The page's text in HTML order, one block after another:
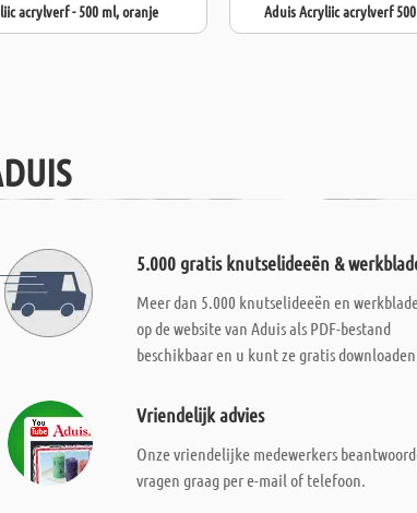
acrylverf - 500 ml, oranje Aduis Acryliic acrylverf
5.000 gratis knutselideeën &
Meer dan 5.000 knutselideeën en
op de website van Aduis als PDF-bestand
beschikbaar en u kunt ze gratis
Vriendelijk advies
Onze vriendelijke medewerkers
vragen graag per e-mail of telefoon.